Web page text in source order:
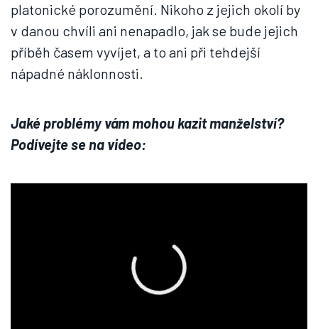
platonické porozumění. Nikoho z jejich okolí by
v danou chvíli ani nenapadlo, jak se bude jejich
příběh časem vyvíjet, a to ani při tehdejší
nápadné náklonnosti.
Jaké problémy vám mohou kazit manželství?
Podívejte se na video: